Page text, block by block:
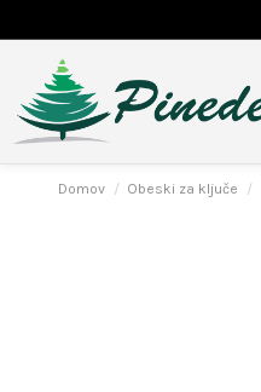
Domov Obeski za ključe